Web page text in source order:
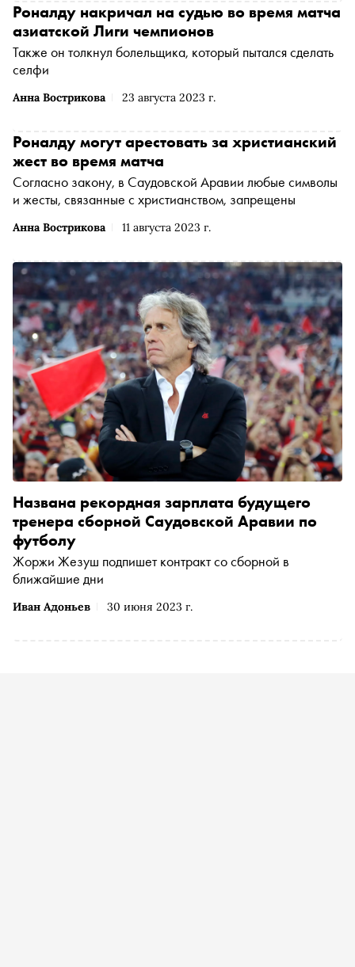
Анна Вострикова 23 августа 2023 г.
Роналду накричал на судью во время матча
азиатской Лиги чемпионов
Также он толкнул болельщика, который пытался сделать
селфи
Анна Вострикова 11 августа 2023 г.
Роналду могут арестовать за христианский
жест во время матча
Согласно закону, в Саудовской Аравии любые символы
и жесты, связанные с христианством, запрещены
Иван Адоньев 30 июня 2023 г.
Названа рекордная зарплата будущего
тренера сборной Саудовской Аравии по
футболу
Жоржи Жезуш подпишет контракт со сборной в
ближайшие дни